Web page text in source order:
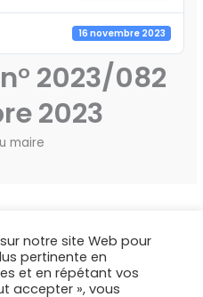
16 novembre 2023
2023/082
2023
maire
notre site Web pour
pertinente en
et en répétant vos
accepter », vous